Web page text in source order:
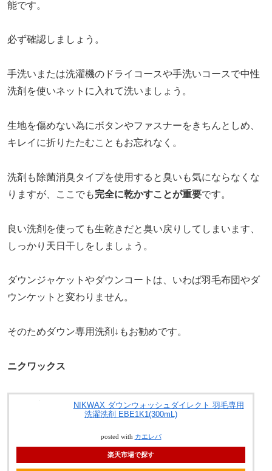
能です。
必ず確認しましょう。
手洗いまたは洗濯機のドライコースや手洗いコースで中性
洗剤を使いネットに入れて洗いましょう。
生地を傷めない為にボタンやファスナーをきちんとしめ、
キレイに折りたたむこともお忘れなく。
洗剤も除菌消臭タイプを使用すると臭いも気にならなくな
りますが、ここでも完全に乾かすことが重要です。
良い洗剤を使っても生乾きだと臭い戻りしてしまいます、
しっかり天日干しをしましょう。
ダウンジャケットやダウンコートは、いわば羽毛布団やダ
ウンケットと変わりません。
そのためダウン専用洗剤↓もお勧めです。
ニクワックス
NIKWAX ダウンウォッシュダイレクト 羽毛専用
洗濯洗剤 EBE1K1(300mL)
posted with カエレバ
楽天市場で探す